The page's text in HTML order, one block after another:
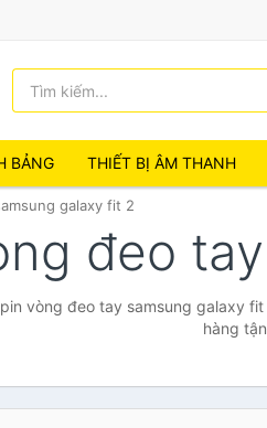
BẢNG THIẾT BỊ ÂM THANH
galaxy fit 2
đeo
vòng đeo tay samsung galaxy
hàng